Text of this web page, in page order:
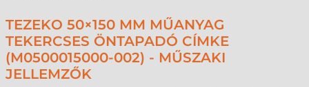
TEZEKO 50×150 MM MŰANYAG
TEKERCSES ÖNTAPADÓ CÍMKE
(M0500015000-002) - MŰSZAKI
JELLEMZŐK